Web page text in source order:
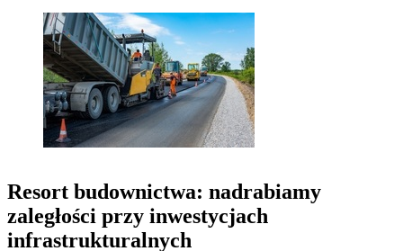
Resort budownictwa: nadrabiamy
zaległości przy inwestycjach
infrastrukturalnych